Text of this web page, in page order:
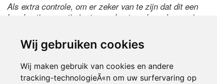
Wij gebruiken cookies
Wij maken gebruik van cookies en andere
tracking-technologieÃ«n om uw surfervaring op
Als extra controle, om er zeker van te zijn dat dit een
handmatige reactie is, typ onderstaande code over in
de code te wijzigen.